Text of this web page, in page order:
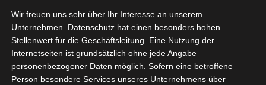
Wir freuen uns sehr über Ihr Interesse an unserem
Unternehmen. Datenschutz hat einen besonders hohen
Stellenwert für die Geschäftsleitung. Eine Nutzung der
Internetseiten ist grundsätzlich ohne jede Angabe
personenbezogener Daten möglich. Sofern eine betroffene
Person besondere Services unseres Unternehmens über